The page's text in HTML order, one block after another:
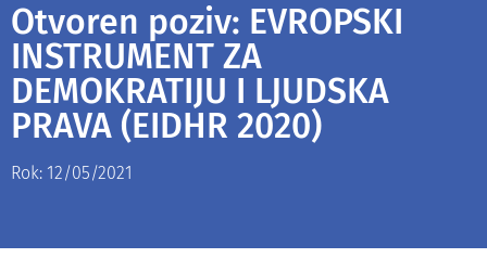
Otvoren poziv: EVROPSKI
INSTRUMENT ZA
DEMOKRATIJU I LJUDSKA
PRAVA (EIDHR 2020)
Rok: 12/05/2021